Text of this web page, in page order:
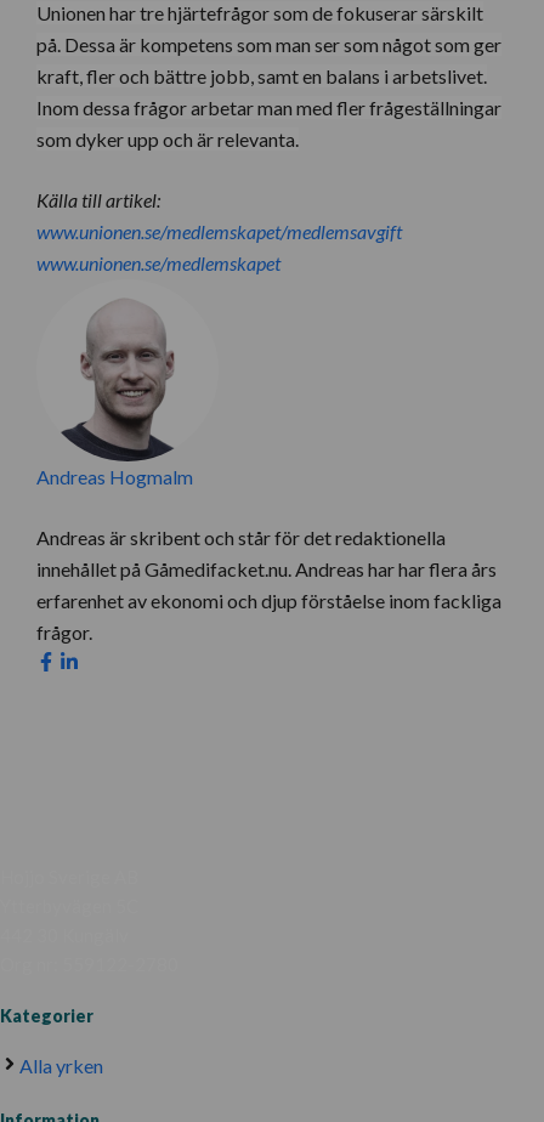
Unionen har tre hjärtefrågor som de fokuserar särskilt
på. Dessa är kompetens som man ser som något som ger
kraft, fler och bättre jobb, samt en balans i arbetslivet.
Inom dessa frågor arbetar man med fler frågeställningar
som dyker upp och är relevanta.
Källa till artikel:
www.unionen.se/medlemskapet/medlemsavgift
www.unionen.se/medlemskapet
Andreas Hogmalm
Andreas är skribent och står för det redaktionella
innehållet på Gåmedifacket.nu. Andreas har har flera års
erfarenhet av ekonomi och djup förståelse inom fackliga
frågor.
Kategorier
Alla yrken